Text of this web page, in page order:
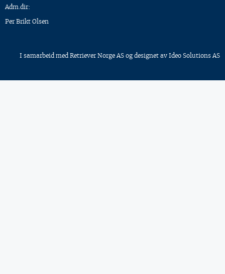
Adm.dir:
Per Brikt Olsen
I samarbeid med Retriever Norge AS og designet av Ideo Solutions AS